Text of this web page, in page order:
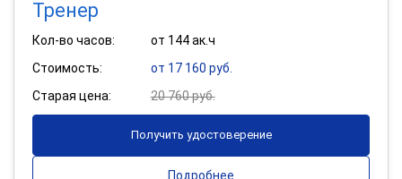
Тренер
Кол-во часов:
от 144 ак.ч
Стоимость:
от 17 160 руб.
Старая цена:
20 760 руб.
Получить удостоверение
Подробнее